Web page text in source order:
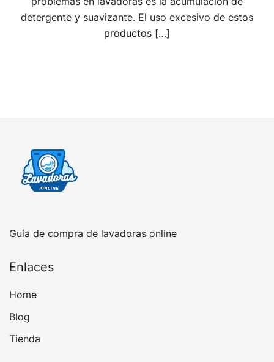
detergente y suavizante. El uso excesivo de estos
productos […]
Guía de compra de lavadoras online
Enlaces
Home
Blog
Tienda